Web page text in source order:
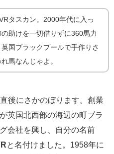
タスカン。2000年代に入っ
助けを一切借りずに360馬力
国ブラックプールで手作りさ
馬なんじゃよ。
後にさかのぼります。創業
が英国北西部の海辺の町ブラ
会社を興し、自分の名前
と名付けました。1958年に